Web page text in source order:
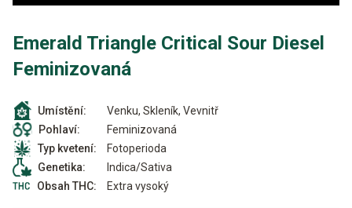
Emerald Triangle Critical Sour Diesel
Feminizovaná
Umístění:
Venku, Skleník, Vevnitř
Pohlaví:
Feminizovaná
Typ kvetení:
Fotoperioda
Genetika:
Indica/Sativa
Obsah THC:
Extra vysoký